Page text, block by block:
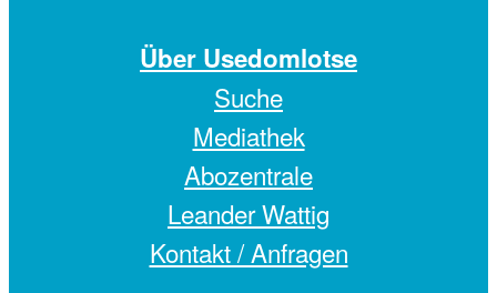
Über Usedomlotse
Suche
Mediathek
Abozentrale
Leander Wattig
Kontakt / Anfragen